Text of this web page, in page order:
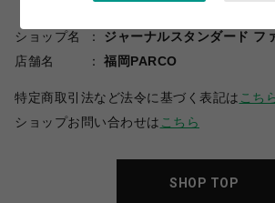
ショップ名
ジャーナルスタンダード フ
店舗名
福岡PARCO
特定商取引法など法令に基づく表記は こち
ショップお問い合わせは こちら
SHOP TOP